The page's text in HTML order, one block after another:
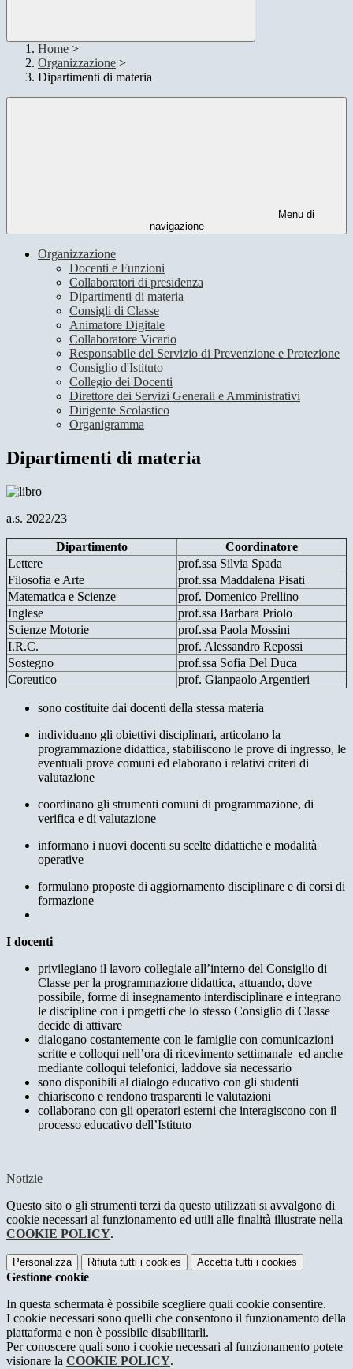
Home >
Organizzazione >
Dipartimenti di materia
Menu di
navigazione
Organizzazione
Docenti e Funzioni
Collaboratori di presidenza
Dipartimenti di materia
Consigli di Classe
Animatore Digitale
Collaboratore Vicario
Responsabile del Servizio di Prevenzione e Protezione
Consiglio d'Istituto
Collegio dei Docenti
Direttore dei Servizi Generali e Amministrativi
Dirigente Scolastico
Organigramma
Dipartimenti di materia
a.s. 2022/23
Dipartimento
Coordinatore
Lettere
prof.ssa Silvia Spada
Filosofia e Arte
prof.ssa Maddalena Pisati
Matematica e Scienze
prof. Domenico Prellino
Inglese
prof.ssa Barbara Priolo
Scienze Motorie
prof.ssa Paola Mossini
I.R.C.
prof. Alessandro Repossi
Sostegno
prof.ssa Sofia Del Duca
Coreutico
prof. Gianpaolo Argentieri
sono costituite dai docenti della stessa materia
individuano gli obiettivi disciplinari, articolano la
programmazione didattica, stabiliscono le prove di ingresso, le
eventuali prove comuni ed elaborano i relativi criteri di
valutazione
coordinano gli strumenti comuni di programmazione, di
verifica e di valutazione
informano i nuovi docenti su scelte didattiche e modalità
operative
formulano proposte di aggiornamento disciplinare e di corsi di
formazione
I docenti
privilegiano il lavoro collegiale all’interno del Consiglio di
Classe per la programmazione didattica, attuando, dove
possibile, forme di insegnamento interdisciplinare e integrano
le discipline con i progetti che lo stesso Consiglio di Classe
decide di attivare
dialogano costantemente con le famiglie con comunicazioni
scritte e colloqui nell’ora di ricevimento settimanale ed anche
mediante colloqui telefonici, laddove sia necessario
sono disponibili al dialogo educativo con gli studenti
chiariscono e rendono trasparenti le valutazioni
collaborano con gli operatori esterni che interagiscono con il
processo educativo dell’Istituto
Notizie
Questo sito o gli strumenti terzi da questo utilizzati si avvalgono di
cookie necessari al funzionamento ed utili alle finalità illustrate nella
COOKIE POLICY.
Personalizza Rifiuta tutti i cookies Accetta tutti i cookies
Gestione cookie
In questa schermata è possibile scegliere quali cookie consentire.
I cookie necessari sono quelli che consentono il funzionamento della
piattaforma e non è possibile disabilitarli.
Per conoscere quali sono i cookie necessari al funzionamento potete
visionare la COOKIE POLICY.